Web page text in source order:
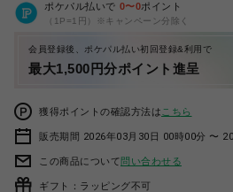
ポケパル払いで 0〜0ポイント
（1P=1円）※キャンペーン分除く
会員登録後、ポケパル払い初回登録&利用で
最大1,500円分ポイント進呈
獲得ポイントの確認方法は こちら
販売期間 2026年03月30日 00時00分 〜
この商品について問い合わせる
ギフト：ラッピング不可